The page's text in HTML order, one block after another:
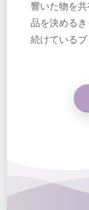
響いた物を
品を決める
続けているブ